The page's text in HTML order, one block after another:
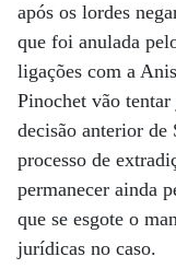
após os lordes
que foi anulada
ligações com a
Pinochet vão
decisão anterior
processo de
permanecer ainda
que se esgote o
jurídicas no caso.